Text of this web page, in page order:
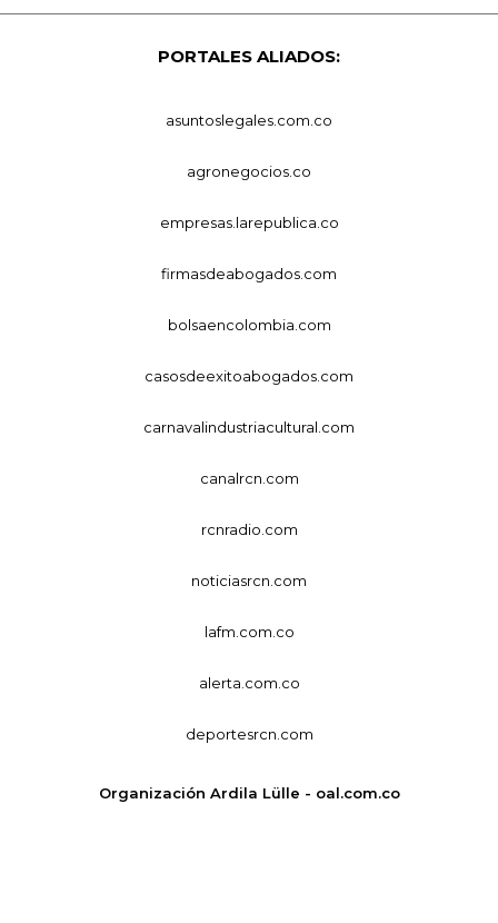
PORTALES ALIADOS:
asuntoslegales.com.co
agronegocios.co
empresas.larepublica.co
firmasdeabogados.com
bolsaencolombia.com
casosdeexitoabogados.com
carnavalindustriacultural.com
canalrcn.com
rcnradio.com
noticiasrcn.com
lafm.com.co
alerta.com.co
deportesrcn.com
Organización Ardila Lülle - oal.com.co